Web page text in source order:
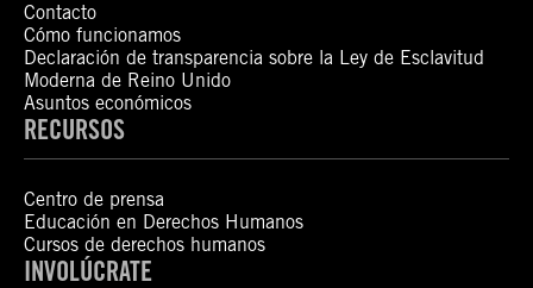
Contacto
Cómo funcionamos
Declaración de transparencia sobre la Ley de Esclavitud
Moderna de Reino Unido
Asuntos económicos
RECURSOS
Centro de prensa
Educación en Derechos Humanos
Cursos de derechos humanos
INVOLÚCRATE